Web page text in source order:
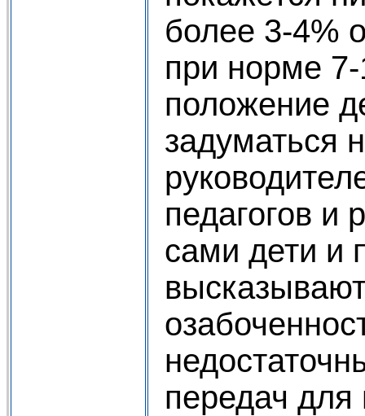
более 3-4%
при норме
положение
задуматься
педагогов и
сами дети и
передач для